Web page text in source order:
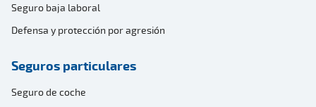
Seguro baja laboral
Defensa y protección por agresión
Seguros particulares
Seguro de coche